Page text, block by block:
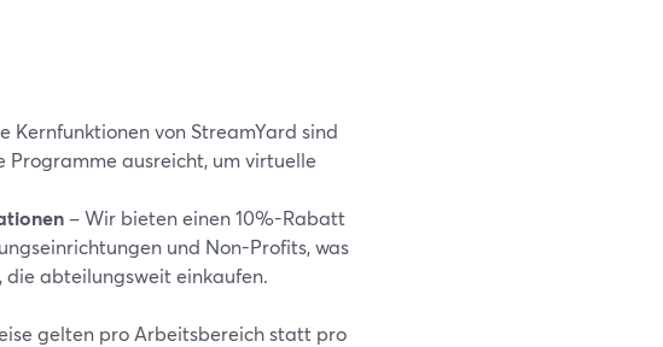
Kernfunktionen von StreamYard sind
Programme ausreicht, um virtuelle
– Wir bieten einen 10%-Rabatt
und Non-Profits, was
die abteilungsweit einkaufen.
gelten pro Arbeitsbereich statt pro